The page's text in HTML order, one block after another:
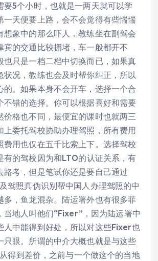
要5个小时，也就是一两天就可以学
一天便要上路，会不会觉得有些惴惴
想象中的那么吓人，教练坐在副驾会
宾的交通比较拥堵，车一般都开不
也只是一档二档中切换而已，如果真
状况，教练也会及时帮你纠正，所以
的。如果本身不会开车，选择一个合
不错的选择。你可以根据喜好和需要
价格也不同，最便宜的课时也就两三
上委托驾校协助办理驾照，所有费用
费用也仅在五千比索上下。选择驾校
有的驾校因为和LTO的认证关系，有
路考，但是笔试你还是要自己通过
驾照真伪识别帮中国人办理驾照的中
多，鱼龙混杂。陆运署外也有很多菲
当地人叫他们“Fixer”，因为陆运署中
人中能得到好处，所以对这些Fixer也
只眼。所谓的中介大概也就是与这些
得到差价，之前与一个做这个的当地